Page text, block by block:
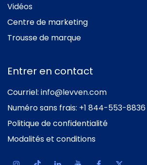
Vidéos
Centre de marketing
Trousse de marque
Entrer en contact
Courriel: info@levven.com
Numéro sans frais: +1 844-553-8836
Politique de confidentialité
Modalités et conditions